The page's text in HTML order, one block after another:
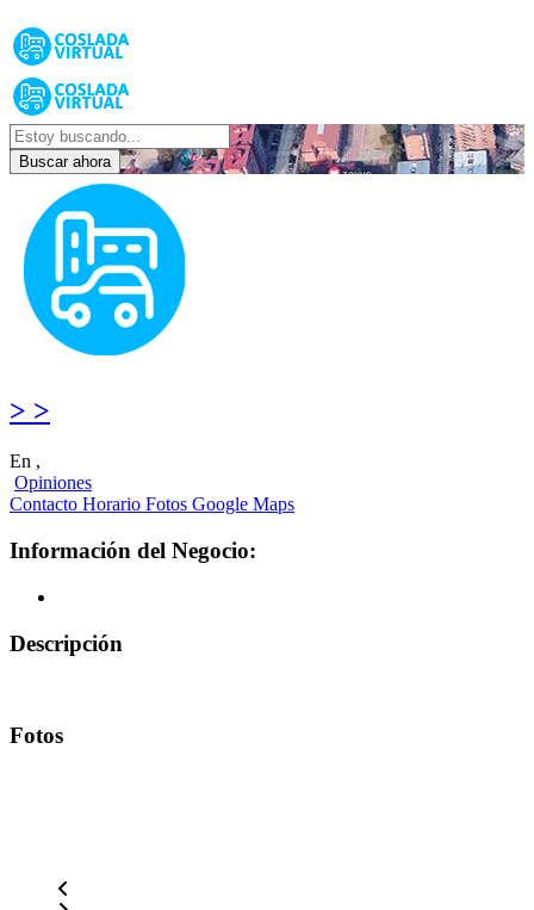
Buscar ahora
> >
En ,
Opiniones
Contacto Horario Fotos Google Maps
Información del Negocio:
Descripción
Fotos